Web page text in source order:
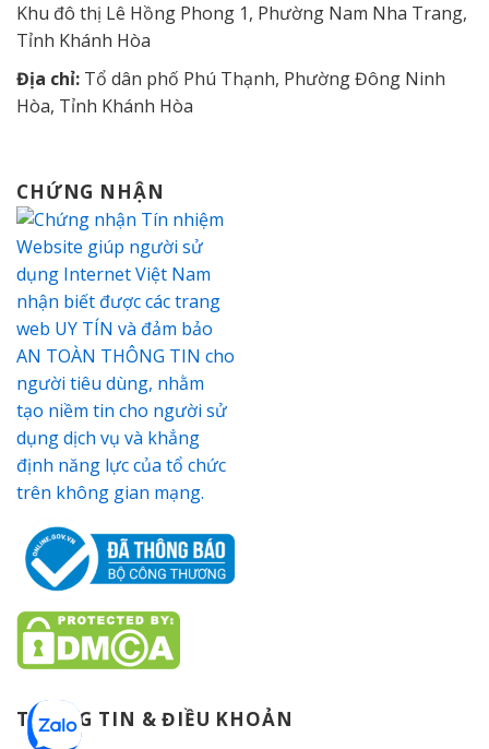
Khu đô thị Lê Hồng Phong 1, Phường Nam Nha Trang,
Tỉnh Khánh Hòa
Địa chỉ: Tổ dân phố Phú Thạnh, Phường Đông Ninh
Hòa, Tỉnh Khánh Hòa
CHỨNG NHẬN
THÔNG TIN & ĐIỀU KHOẢN